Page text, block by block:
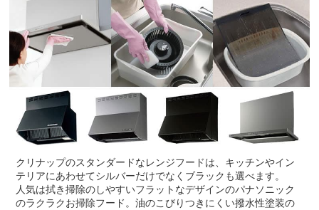
クリナップのスタンダードなレンジフードは、キッチンやイン
テリアにあわせてシルバーだけでなくブラックも選べます。
人気は拭き掃除のしやすいフラットなデザインのパナソニック
のラクラクお掃除フード。油のこびりつきにくい撥水性塗装の